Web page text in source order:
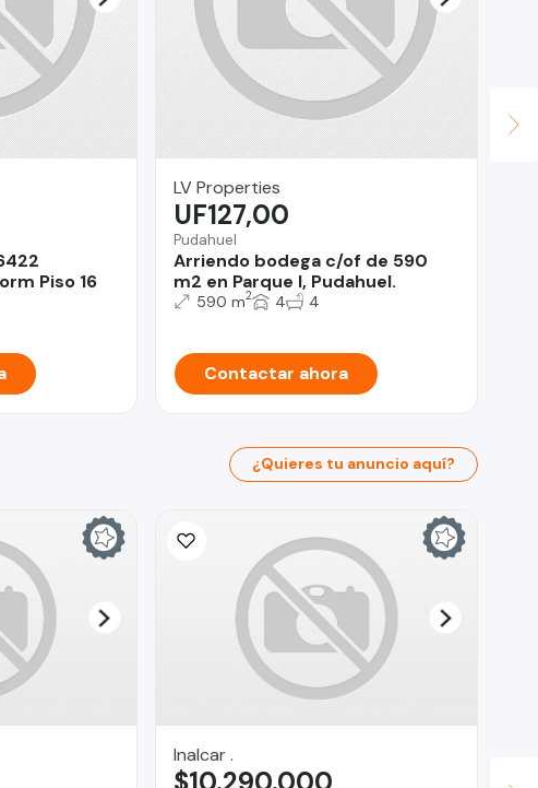
Piso 16
LV Properties
Pudahuel
Arriendo bodega c/of de 590
m2 en Parque I, Pudahuel.
UF127,00
590 m2 4 4
Contactar ahora
¿Quieres tu anuncio aquí?
Inalcar .